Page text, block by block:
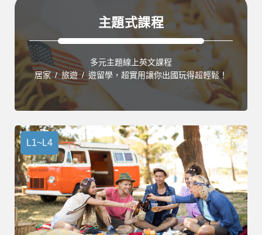
主題式課程
多元主題線上英文課程
居家 / 旅遊 / 遊留學，超實用讓你出國玩得超輕鬆！
L1~L4